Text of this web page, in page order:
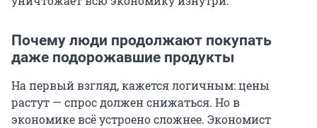
Почему люди продолжают покупать
даже подорожавшие продукты
На первый взгляд, кажется логичным: цены
растут — спрос должен снижаться. Но в
экономике всё устроено сложнее. Экономист